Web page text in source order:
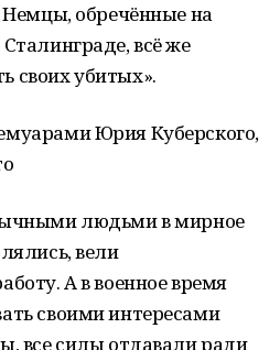
Немцы, обречённые на
всё же
своих убитых».
Юрия Куберского,
людьми в мирное
вели
А в военное время
своими интересами
все силы отдавали ради